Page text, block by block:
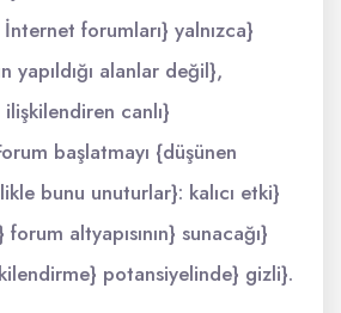
İnternet forumları} yalnızca}
yapıldığı alanlar değil},
canlı}
başlatmayı {düşünen
bunu unuturlar}: kalıcı etki}
altyapısının} sunacağı}
potansiyelinde} gizli}.